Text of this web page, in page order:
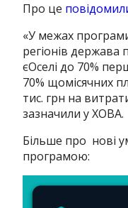
Про це
«У межах
регіонів
єОселі до 70%
70% щомісячних
тис. грн на
зазначили у ХОВА.
Більше про нові
програмою: